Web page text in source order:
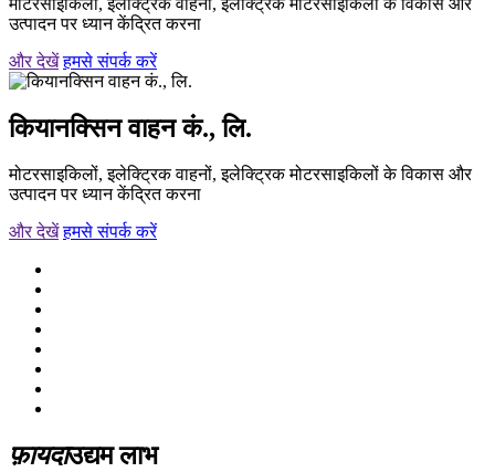
उत्पादन पर ध्यान केंद्रित करना
और देखें हमसे संपर्क करें
कियानक्सिन वाहन कं., लि.
मोटरसाइकिलों, इलेक्ट्रिक वाहनों, इलेक्ट्रिक मोटरसाइकिलों के विकास और
उत्पादन पर ध्यान केंद्रित करना
और देखें हमसे संपर्क करें
फ़ायदाउद्यम लाभ